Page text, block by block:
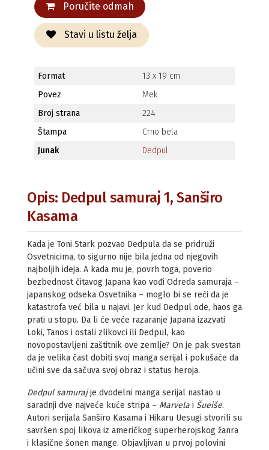
Poručite odmah
Stavi u listu želja
Format
13 x 19 cm
Povez
Mek
Broj strana
224
Štampa
Crno bela
Junak
Dedpul
Opis: Dedpul samuraj 1, Sanširo
Kasama
Kada je Toni Stark pozvao Dedpula da se pridruži
Osvetnicima, to sigurno nije bila jedna od njegovih
najboljih ideja. A kada mu je, povrh toga, poverio
bezbednost čitavog Japana kao vođi Odreda samuraja –
japanskog odseka Osvetnika – moglo bi se reći da je
katastrofa već bila u najavi. Jer kud Dedpul ode, haos ga
prati u stopu. Da li će veće razaranje Japana izazvati
Loki, Tanos i ostali zlikovci ili Dedpul, kao
novopostavljeni zaštitnik ove zemlje? On je pak svestan
da je velika čast dobiti svoj manga serijal i pokušaće da
učini sve da sačuva svoj obraz i status heroja.
Dedpul samurajje dvodelni manga serijal nastao u
saradnji dve najveće kuće stripa – Marvela i Šueiše.
Autori serijala Sanširo Kasama i Hikaru Uesugi stvorili su
savršen spoj likova iz američkog superherojskog žanra
i klasične šonen mange. Objavljivan u prvoj polovini